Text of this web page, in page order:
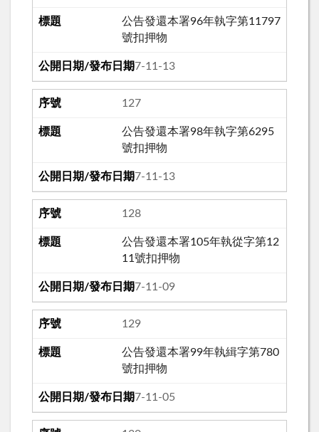
公告發還本署96年執字第11797
號扣押物
107-11-13
127
公告發還本署98年執字第6295
號扣押物
107-11-13
128
公告發還本署105年執從字第12
11號扣押物
107-11-09
129
公告發還本署99年執緝字第780
號扣押物
107-11-05